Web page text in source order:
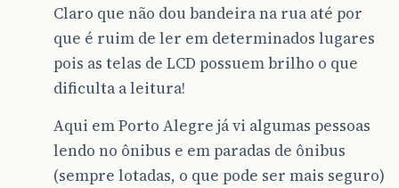
Claro que não dou bandeira na rua até por
que é ruim de ler em determinados lugares
pois as telas de LCD possuem brilho o que
dificulta a leitura!
Aqui em Porto Alegre já vi algumas pessoas
lendo no ônibus e em paradas de ônibus
(sempre lotadas, o que pode ser mais seguro)